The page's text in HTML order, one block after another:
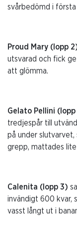
svårbedömd i
Proud Mary (lopp
utsvarad och fick
att glömma.
Gelato Pellini (lopp
tredjespår till
på under
grepp, mattades
Calenita (lopp 3)
invändigt 600 kvar,
vasst långt ut i